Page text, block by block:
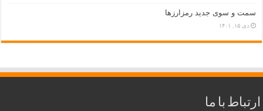
سمت و سوی جدید رمزارزها
دی ۱۵, ۱۴۰۱
ارتباط با ما